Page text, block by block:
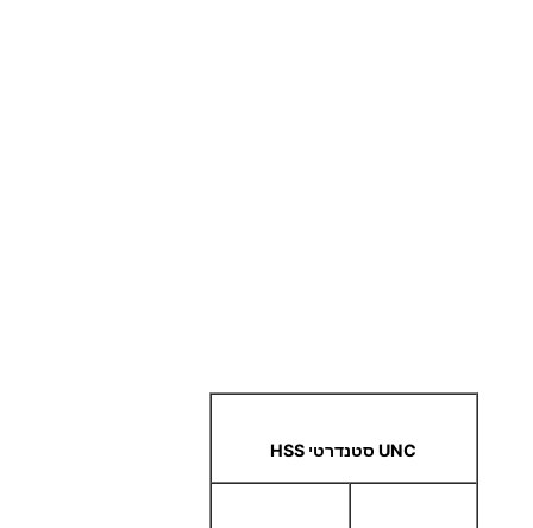
UNC סטנדרטי HSS